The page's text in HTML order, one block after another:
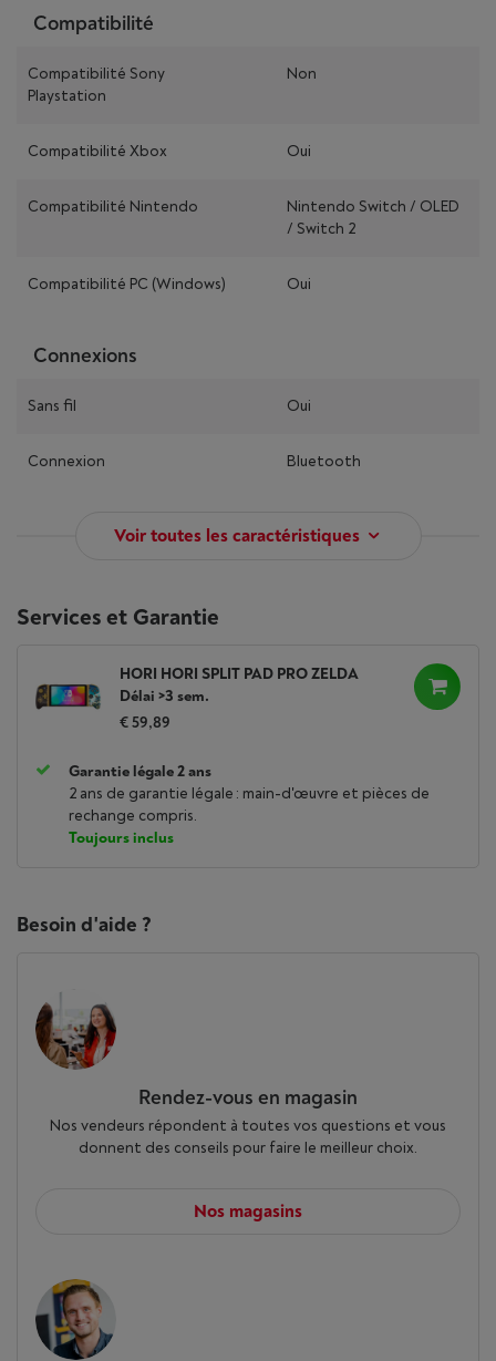
Compatibilité
Compatibilité Sony
Playstation
Non
Compatibilité Xbox Oui
Compatibilité Nintendo
Nintendo Switch / OLED
/ Switch 2
Compatibilité PC (Windows) Oui
Connexions
Sans fil Oui
Connexion Bluetooth
Voir toutes les caractéristiques
Services et Garantie
HORI HORI SPLIT PAD PRO ZELDA
Délai >3 sem.
€ 59,89
Garantie légale 2 ans
2 ans de garantie légale : main-d'œuvre et pièces de
rechange compris.
Toujours inclus
Besoin d'aide ?
Rendez-vous en magasin
Nos vendeurs répondent à toutes vos questions et vous
donnent des conseils pour faire le meilleur choix.
Nos magasins